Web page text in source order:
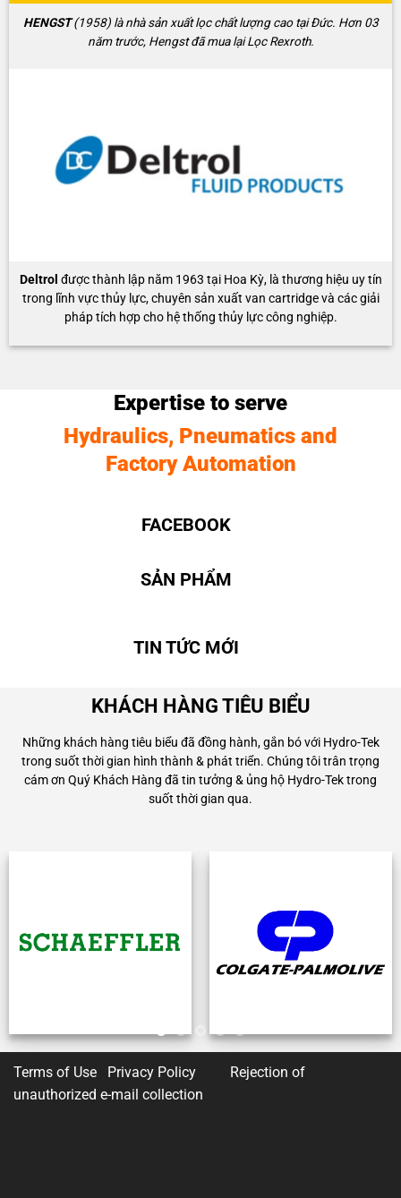
HENGST(1958) là nhà sản xuất lọc chất lượng cao tại Đức. Hơn 03
năm trước, Hengst đã mua lại Lọc Rexroth.
Deltrol được thành lập năm 1963 tại Hoa Kỳ, là thương hiệu uy tín
trong lĩnh vực thủy lực, chuyên sản xuất van cartridge và các giải
pháp tích hợp cho hệ thống thủy lực công nghiệp.
Expertise to serve
Hydraulics, Pneumatics and
Factory Automation
FACEBOOK
SẢN PHẨM
TIN TỨC MỚI
KHÁCH HÀNG TIÊU BIỂU
Những khách hàng tiêu biểu đã đồng hành, gắn bó với Hydro-Tek
trong suốt thời gian hình thành & phát triển. Chúng tôi trân trọng
cám ơn Quý Khách Hàng đã tin tưởng & ủng hộ Hydro-Tek trong
suốt thời gian qua.
Terms of Use Privacy Policy
Rejection of
unauthorized e-mail collection